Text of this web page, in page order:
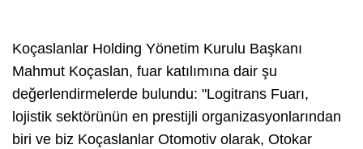
Koçaslanlar Holding Yönetim Kurulu Başkanı
Mahmut Koçaslan, fuar katılımına dair şu
değerlendirmelerde bulundu: "Logitrans Fuarı,
lojistik sektörünün en prestijli organizasyonlarından
biri ve biz Koçaslanlar Otomotiv olarak, Otokar